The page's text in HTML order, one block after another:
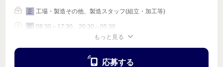
正 工場・製造その他、製造スタッフ(組立・加工等)
正 08:30～17:30、20:30～05:30
もっと見る
応募する